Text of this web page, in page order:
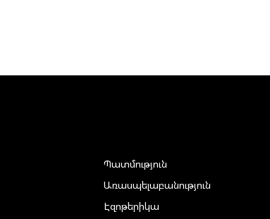
Պատմություն
Առասպելաբանություն
Էզոթերիկա